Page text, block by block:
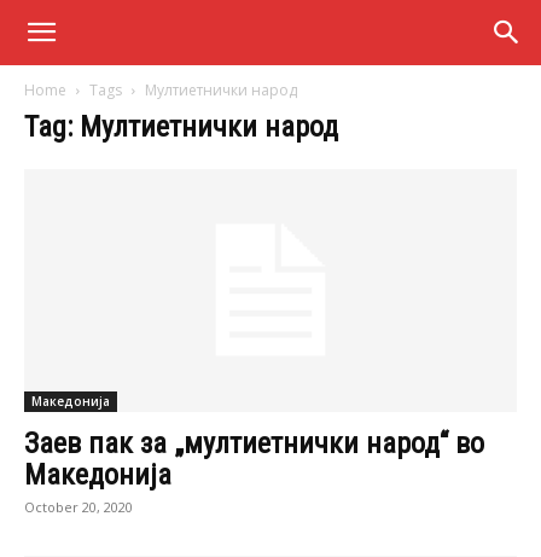
Home Tags Мултиетнички народ
Tag: Мултиетнички народ
Македонија
Заев пак за „мултиетнички народ“ во
Македонија
October 20, 2020